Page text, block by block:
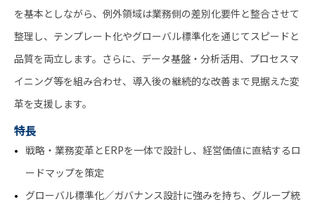
を基本としながら、例外領域は業務側の差別化要件と整合させて
整理し、テンプレート化やグローバル標準化を通じてスピードと
品質を両立します。さらに、データ基盤・分析活用、プロセスマ
イニング等を組み合わせ、導入後の継続的な改善まで見据えた変
革を支援します。
特長
戦略・業務変革とERPを一体で設計し、経営価値に直結するロ
ードマップを策定
グローバル標準化／ガバナンス設計に強みを持ち、グループ統